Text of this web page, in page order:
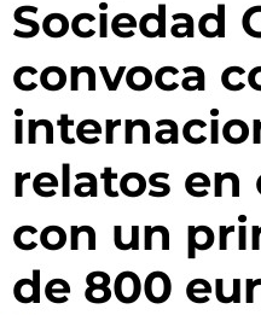
Sociedad
convoca
relatos en
con un
de 800